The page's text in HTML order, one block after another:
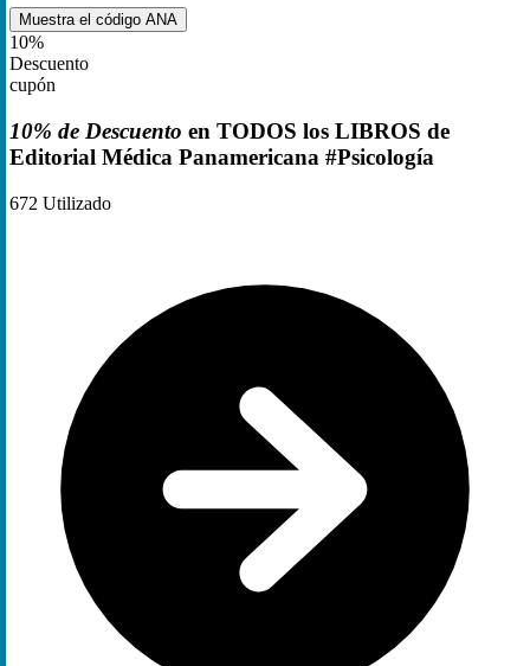
Muestra el código ANA
10%
Descuento
cupón
10% de Descuento en TODOS los LIBROS de
Editorial Médica Panamericana #Psicología
672 Utilizado